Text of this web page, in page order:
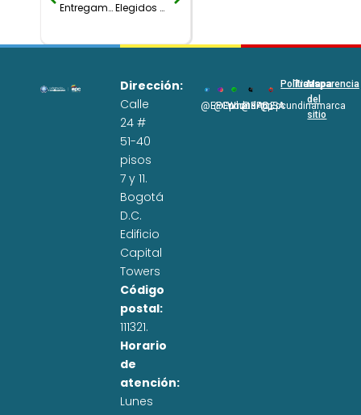
Entregamos más $18.000 millones en proyectos de saneamiento básico en el departamento Elegidos alcaldes delegados al comité directivo del PAP–PDA
Dirección:
Calle
24 #
51-40
pisos
7 y 11.
Bogotá
D.C.
Edificio
Capital
Towers
Código
postal:
111321.
Horario
de
atención:
Lunes
@EPCundi
@Epcundi
WhatsApp
@EPC_SA
@Epcundinamarca
Políticas
Transparencia
Mapa
del
sitio